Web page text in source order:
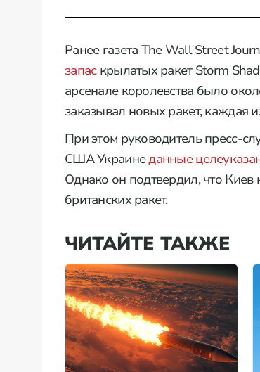
Ранее газета The Wall Street
запаскрылатых ракет Storm
арсенале королевства было
заказывал новых ракет, каждая
При этом руководитель пресс-
США Украинеданные
Однако он подтвердил, что Киев
британских ракет.
ЧИТАЙТЕ ТАКЖЕ